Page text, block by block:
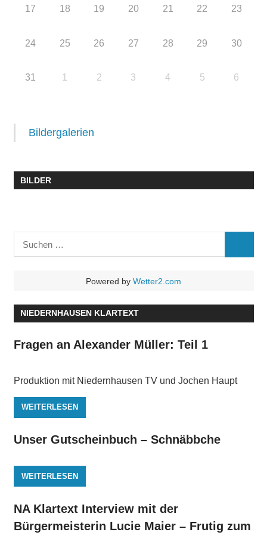
17 18 19 20 21 22 23
24 25 26 27 28 29 30
31 1 2 3 4 5 6
Bildergalerien
BILDER
Suchen
nach:
Powered by Wetter2.com
NIEDERNHAUSEN KLARTEXT
Fragen an Alexander Müller: Teil 1
Produktion mit Niedernhausen TV und Jochen Haupt
WEITERLESEN
Unser Gutscheinbuch – Schnäbbche
WEITERLESEN
NA Klartext Interview mit der
Bürgermeisterin Lucie Maier – Frutig zum